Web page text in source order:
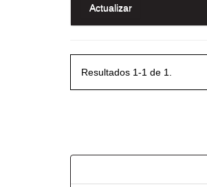
Resultados 1-1 de 1.